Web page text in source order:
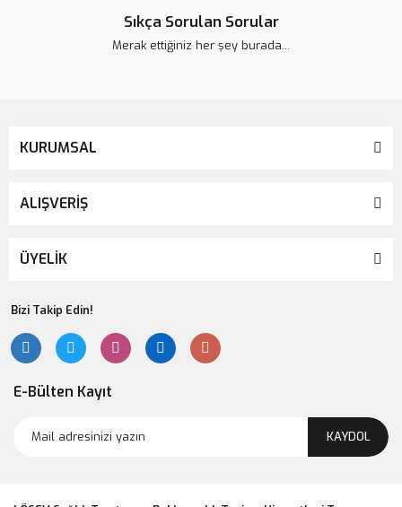
Sıkça Sorulan Sorular
Merak ettiğiniz her şey burada...
KURUMSAL
ALIŞVERİŞ
ÜYELİK
Bizi Takip Edin!
E-Bülten Kayıt
KAYDOL